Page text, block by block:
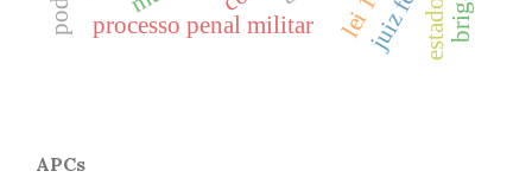
processo penal militar estado
APCs